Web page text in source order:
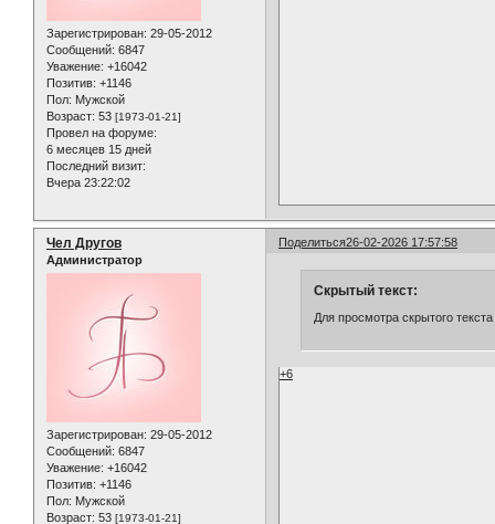
Зарегистрирован: 29-05-2012
Сообщений: 6847
Уважение: +16042
Позитив: +1146
Пол: Мужской
Возраст: 53 [1973-01-21]
Провел на форуме:
6 месяцев 15 дней
Последний визит:
Вчера 23:22:02
Поделиться26-02-2026 17:57:58
Чел Другов
Администратор
Зарегистрирован: 29-05-2012
Сообщений: 6847
Уважение: +16042
Позитив: +1146
Пол: Мужской
Возраст: 53 [1973-01-21]
Скрытый текст:
Для просмотра скрытого
+6